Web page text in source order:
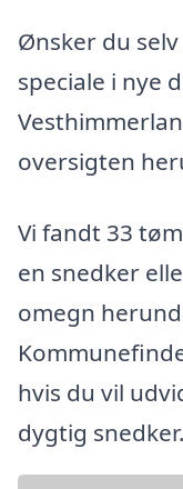
Ønsker du
speciale i nye
oversigten
Vi fandt 33
en snedker
omegn
hvis du vil
dygtig snedker.